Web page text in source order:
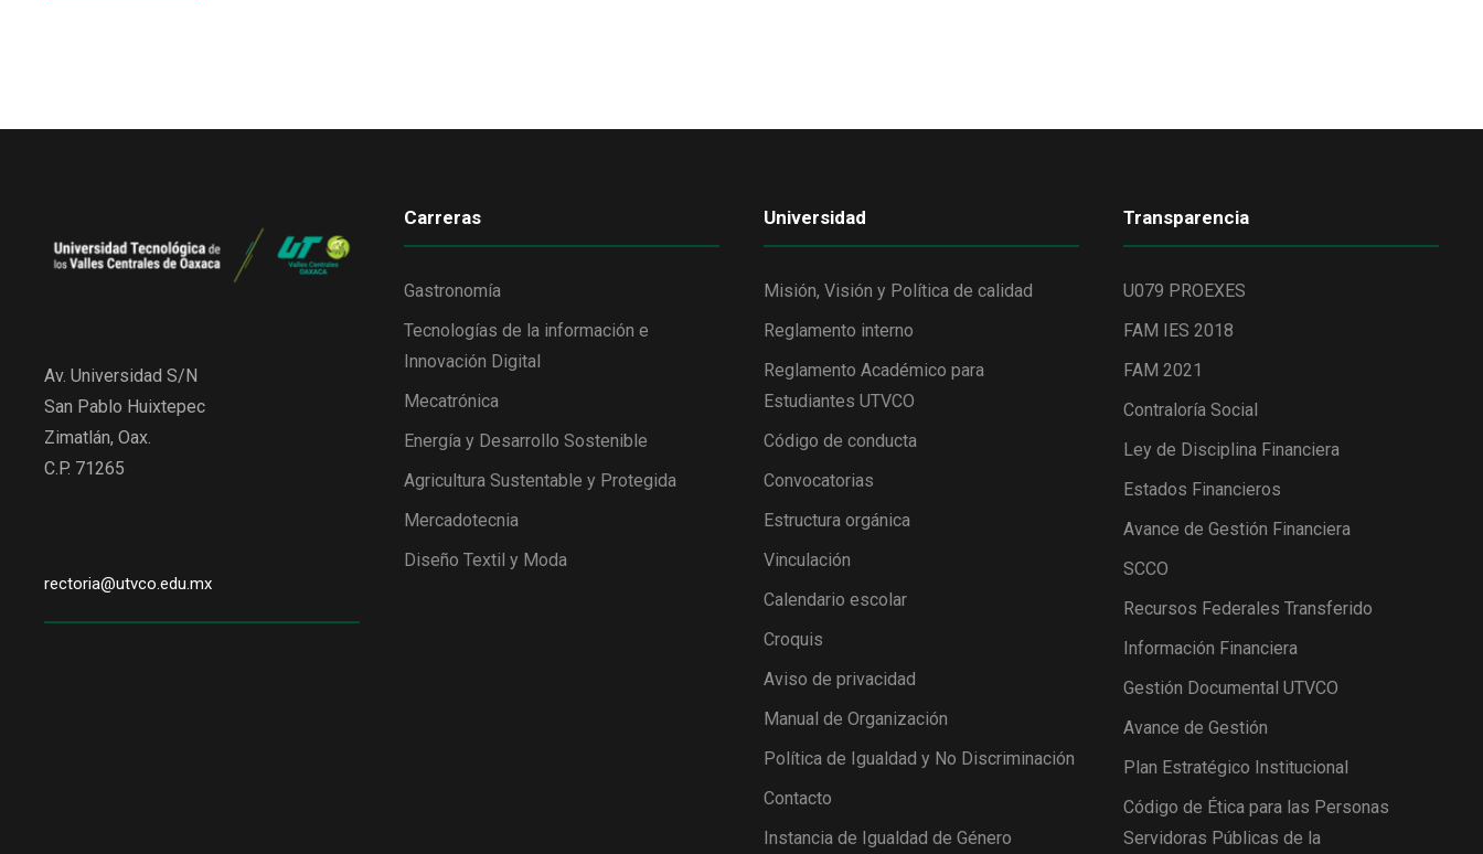
Av. Universidad S/N
San Pablo Huixtepec
Zimatlán, Oax.
C.P. 71265
rectoria@utvco.edu.mx
Carreras
Gastronomía
Tecnologías de la información e
Innovación Digital
Mecatrónica
Energía y Desarrollo Sostenible
Agricultura Sustentable y Protegida
Mercadotecnia
Diseño Textil y Moda
Universidad
Misión, Visión y Política de calidad
Reglamento interno
Reglamento Académico para
Estudiantes UTVCO
Código de conducta
Convocatorias
Estructura orgánica
Vinculación
Calendario escolar
Croquis
Aviso de privacidad
Manual de Organización
Política de Igualdad y No Discriminación
Contacto
Instancia de Igualdad de Género
Transparencia
U079 PROEXES
FAM IES 2018
FAM 2021
Contraloría Social
Ley de Disciplina Financiera
Estados Financieros
Avance de Gestión Financiera
SCCO
Recursos Federales Transferido
Información Financiera
Gestión Documental UTVCO
Avance de Gestión
Plan Estratégico Institucional
Código de Ética para las Personas
Servidoras Públicas de la